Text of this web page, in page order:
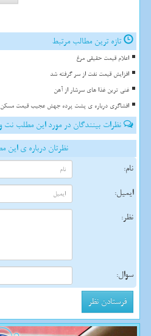
تازه ترین مطالب مرتبط
اعلام قیمت حقیقی مرغ
افزایش قیمت نفت از سر گرفته شد
غنی ترین غذا های سرشار از آهن
افشاگری درباره ی پشت پرده جهش عجیب قیمت مسکن
نظرات بینندگان در مورد این مطلب نت
نظرتان درباره ی
نام:
ایمیل:
نظر:
سوال: